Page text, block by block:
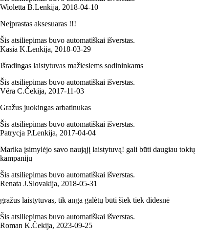
Wioletta B.Lenkija, 2018‑04‑10
Neįprastas aksesuaras !!!
Šis atsiliepimas buvo automatiškai išverstas.
Kasia K.Lenkija, 2018‑03‑29
Išradingas laistytuvas mažiesiems sodininkams
Šis atsiliepimas buvo automatiškai išverstas.
Věra C.Čekija, 2017‑11‑03
Gražus juokingas arbatinukas
Šis atsiliepimas buvo automatiškai išverstas.
Patrycja P.Lenkija, 2017‑04‑04
Marika įsimylėjo savo naująjį laistytuvą! gali būti daugiau tokių
kampanijų
Šis atsiliepimas buvo automatiškai išverstas.
Renata J.Slovakija, 2018‑05‑31
gražus laistytuvas, tik anga galėtų būti šiek tiek didesnė
Šis atsiliepimas buvo automatiškai išverstas.
Roman K.Čekija, 2023‑09‑25